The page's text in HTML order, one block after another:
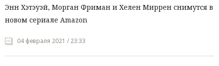
Энн Хэтэуэй, Морган Фриман и Хелен Миррен снимутся в
новом сериале Amazon
04 февраля 2021 / 23:33